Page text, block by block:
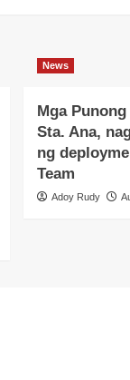
News
Mga
Sta. Ana,
ng
Team
Adoy Rudy